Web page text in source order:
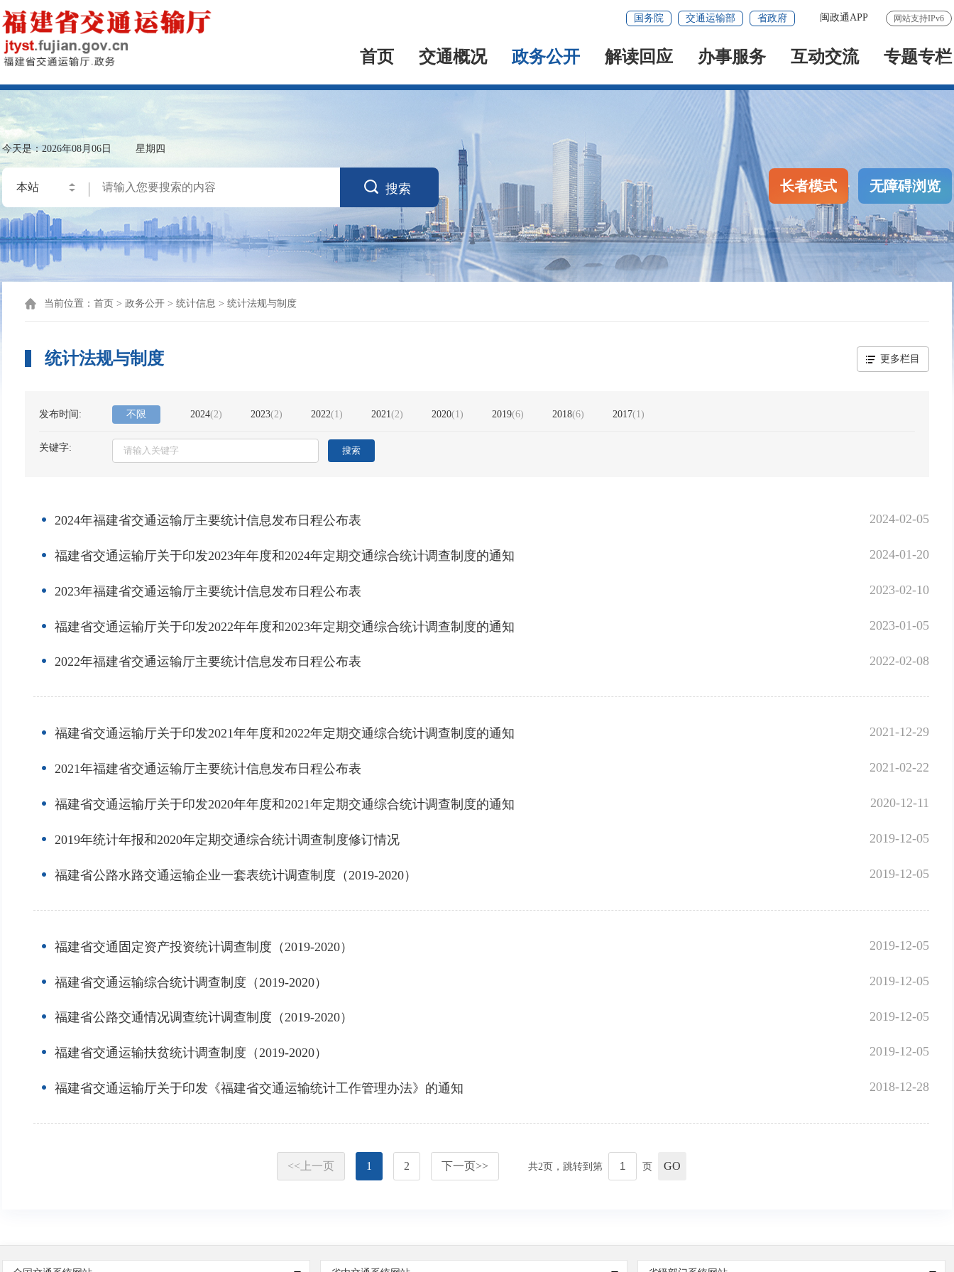
网站支持IPv6
闽政通APP
国务院 交通运输部 省政府
首页 交通概况 政务公开 解读回应 办事服务 互动交流 专题专栏
今天是：2026年08月06日 星期四
 搜索 长者模式 无障碍浏览
当前位置：首页 >政务公开 >统计信息 >统计法规与制度
统计法规与制度 更多栏目
发布时间: 不限 2024(2) 2023(2) 2022(1) 2021(2) 2020(1) 2019(6) 2018(6) 2017(1)
关键字: 搜索
2024-02-05
2024年福建省交通运输厅主要统计信息发布日程公布表
2024-01-20
福建省交通运输厅关于印发2023年年度和2024年定期交通综合统计调查制度的通知
2023-02-10
2023年福建省交通运输厅主要统计信息发布日程公布表
2023-01-05
福建省交通运输厅关于印发2022年年度和2023年定期交通综合统计调查制度的通知
2022-02-08
2022年福建省交通运输厅主要统计信息发布日程公布表
2021-12-29
福建省交通运输厅关于印发2021年年度和2022年定期交通综合统计调查制度的通知
2021-02-22
2021年福建省交通运输厅主要统计信息发布日程公布表
2020-12-11
福建省交通运输厅关于印发2020年年度和2021年定期交通综合统计调查制度的通知
2019-12-05
2019年统计年报和2020年定期交通综合统计调查制度修订情况
2019-12-05
福建省公路水路交通运输企业一套表统计调查制度（2019-2020）
2019-12-05
福建省交通固定资产投资统计调查制度（2019-2020）
2019-12-05
福建省交通运输综合统计调查制度（2019-2020）
2019-12-05
福建省公路交通情况调查统计调查制度（2019-2020）
2019-12-05
福建省交通运输扶贫统计调查制度（2019-2020）
2018-12-28
福建省交通运输厅关于印发《福建省交通运输统计工作管理办法》的通知
<< 上一页 1 2 下一页>> 共2页，跳转到第 页 GO